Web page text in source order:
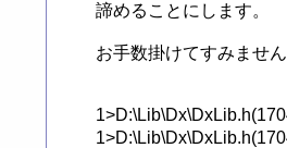
諦めることにします。
お手数掛けてすみません